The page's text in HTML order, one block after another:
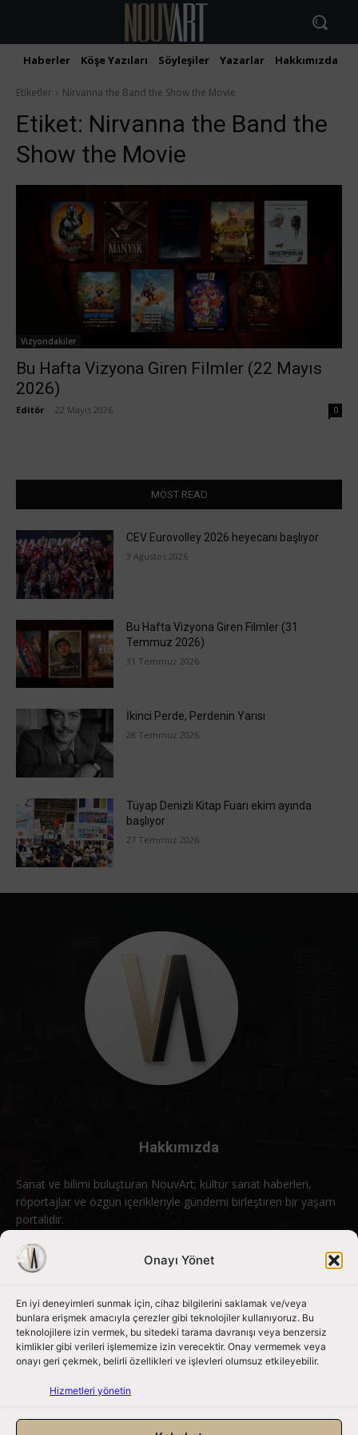
Onayı Yönet
En iyi deneyimleri sunmak için, cihaz bilgilerini saklamak ve/veya
bunlara erişmek amacıyla çerezler gibi teknolojiler kullanıyoruz. Bu
teknolojilere izin vermek, bu sitedeki tarama davranışı veya benzersiz
kimlikler gibi verileri işlememize izin verecektir. Onay vermemek veya
onayı geri çekmek, belirli özellikleri ve işlevleri olumsuz etkileyebilir.
Hizmetleri yönetin
Haberler Köşe Yazıları Söyleşiler Yazarlar Hakkımızda
Etiketler Nirvanna the Band the Show the Movie
Etiket: Nirvanna the Band the
Show the Movie
Vizyondakiler
Bu Hafta Vizyona Giren Filmler (22 Mayıs
2026)
Editör 22 Mayıs 2026 0
MOST READ
CEV Eurovolley 2026 heyecanı başlıyor
3 Ağustos 2026
Bu Hafta Vizyona Giren Filmler (31
Temmuz 2026)
31 Temmuz 2026
İkinci Perde, Perdenin Yarısı
28 Temmuz 2026
Tüyap Denizli Kitap Fuarı ekim ayında
başlıyor
27 Temmuz 2026
Hakkımızda
Sanat ve bilimi buluşturan NouvArt; kültür sanat haberleri,
röportajlar ve özgün içerikleriyle gündemi birleştiren bir yaşam
portalıdır.
Bizimle iletişime geçin: info@nouvart.net
Bizi Takip Edin